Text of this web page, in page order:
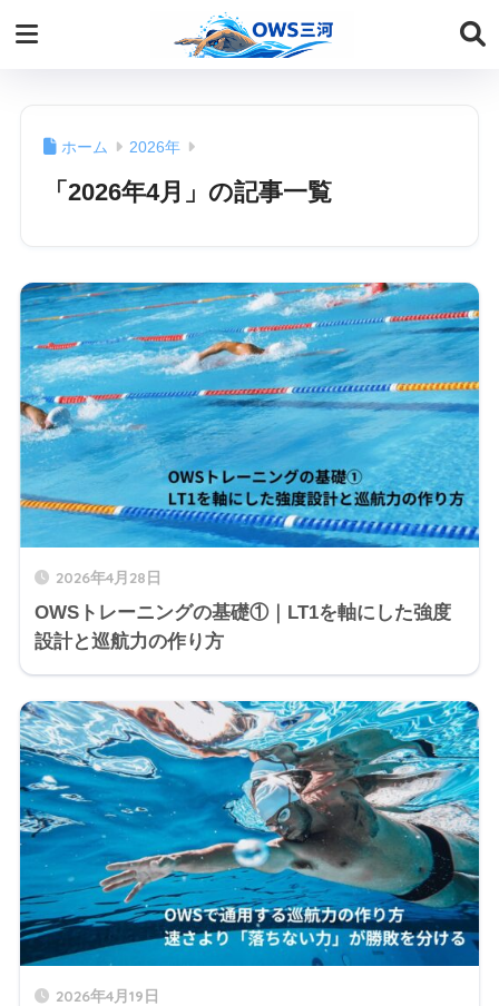
ホーム 2026年
「2026年4月」の記事一覧
2026年4月28日
OWSトレーニングの基礎①｜LT1を軸にした強度
設計と巡航力の作り方
2026年4月19日